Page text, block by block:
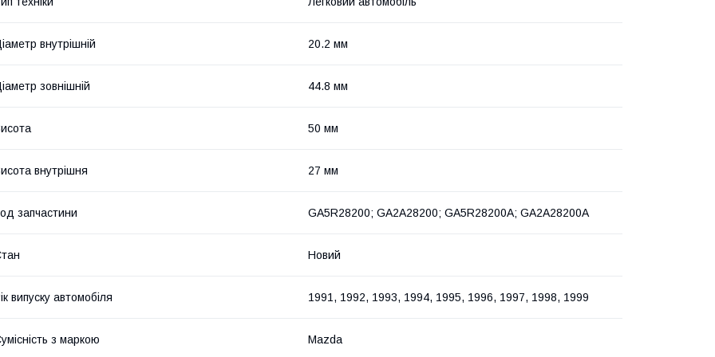
внутрішній 20.2 мм
зовнішній 44.8 мм
50 мм
внутрішня 27 мм
запчастини GA5R28200; GA2A28200; GA5R28200A; GA2A28200A
Новий
випуску автомобіля 1991, 1992, 1993, 1994, 1995, 1996, 1997, 1998, 1999
з маркою Mazda